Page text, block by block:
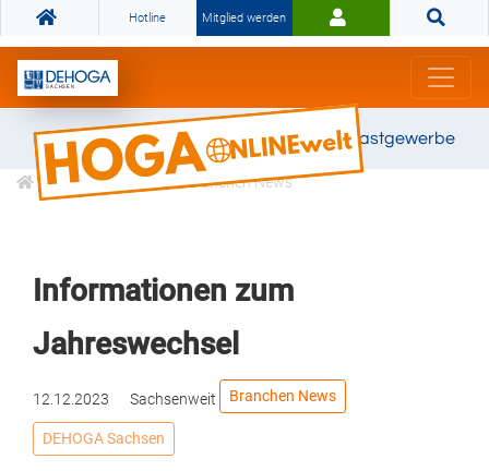
Hotline Mitglied werden
Gemeinsam stark für das Gastgewerbe
Informationen Branchen News
Informationen zum
Jahreswechsel
12.12.2023 Sachsenweit Branchen News
DEHOGA Sachsen